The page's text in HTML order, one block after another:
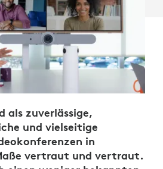
als zuverlässige,
und vielseitige
in
vertraut und vertraut.